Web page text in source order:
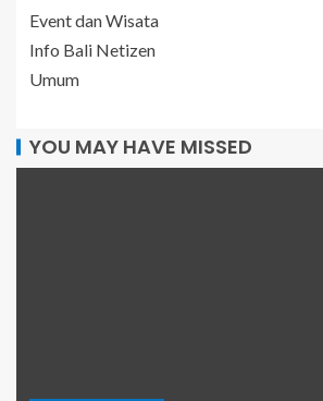
Event dan Wisata
Info Bali Netizen
Umum
YOU MAY HAVE MISSED